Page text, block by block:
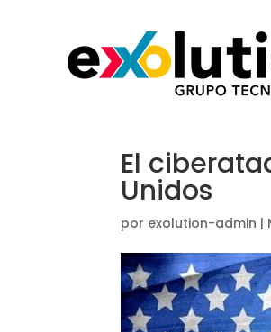
El
Unidos
por exolution-admin |